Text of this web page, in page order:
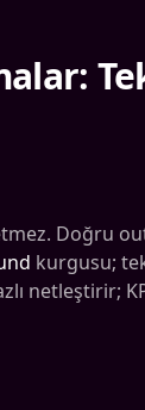
Doğru
kurgusu;
netleştirir;